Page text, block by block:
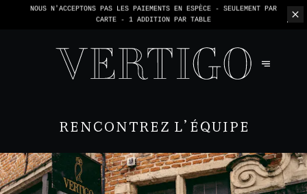
NOUS N'ACCEPTONS PAS LES PAIEMENTS EN ESPÈCE - SEULEMENT PAR
CARTE - 1 ADDITION PAR TABLE
RENCONTREZ L’ÉQUIPE